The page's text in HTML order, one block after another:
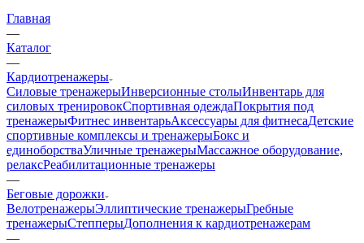
Главная
—
Каталог
—
Кардиотренажеры
Силовые тренажерыИнверсионные столыИнвентарь для
силовых тренировокСпортивная одеждаПокрытия под
тренажерыФитнес инвентарьАксессуары для фитнесаДетские
спортивные комплексы и тренажерыБокс и
единоборстваУличные тренажерыМассажное оборудование,
релаксРеабилитационные тренажеры
—
Беговые дорожки
ВелотренажерыЭллиптические тренажерыГребные
тренажерыСтепперыДополнения к кардиотренажерам
—